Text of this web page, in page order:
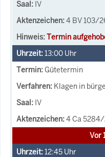
IV
4 BV 103/
Termin
13:00 Uhr
Gütetermin
Klagen in
IV
4 Ca
Vor
12:45 Uhr